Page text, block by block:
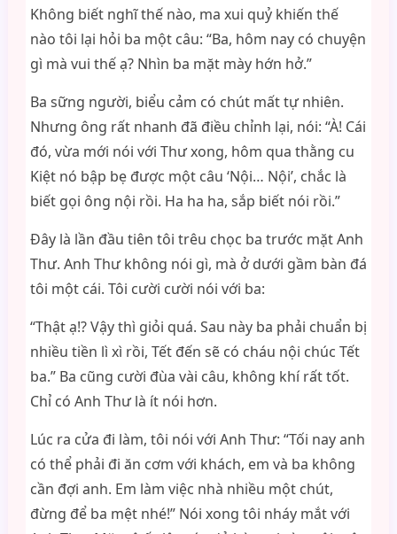
Không biết nghĩ thế nào, ma xui quỷ khiến thế
nào tôi lại hỏi ba một câu: “Ba, hôm nay có chuyện
gì mà vui thế ạ? Nhìn ba mặt mày hớn hở.”
Ba sững người, biểu cảm có chút mất tự nhiên.
Nhưng ông rất nhanh đã điều chỉnh lại, nói: “À! Cái
đó, vừa mới nói với Thư xong, hôm qua thằng cu
Kiệt nó bập bẹ được một câu ‘Nội… Nội’, chắc là
biết gọi ông nội rồi. Ha ha ha, sắp biết nói rồi.”
Đây là lần đầu tiên tôi trêu chọc ba trước mặt Anh
Thư. Anh Thư không nói gì, mà ở dưới gầm bàn đá
tôi một cái. Tôi cười cười nói với ba:
“Thật ạ!? Vậy thì giỏi quá. Sau này ba phải chuẩn bị
nhiều tiền lì xì rồi, Tết đến sẽ có cháu nội chúc Tết
ba.” Ba cũng cười đùa vài câu, không khí rất tốt.
Chỉ có Anh Thư là ít nói hơn.
Lúc ra cửa đi làm, tôi nói với Anh Thư: “Tối nay anh
có thể phải đi ăn cơm với khách, em và ba không
cần đợi anh. Em làm việc nhà nhiều một chút,
đừng để ba mệt nhé!” Nói xong tôi nháy mắt với